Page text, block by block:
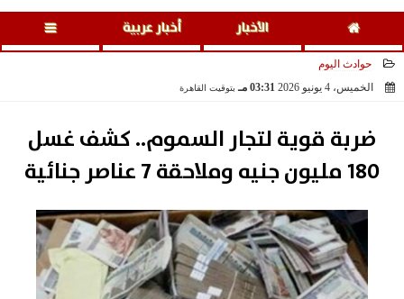
الأخبار أخبار عربية
حوادث اليوم
الخميس، 4 يونيو 2026
03:31 مـ بتوقيت القاهرة
ضربة قوية لتجار السموم.. كشف غسل
180 مليون جنيه وملاحقة 7 عناصر جنائية